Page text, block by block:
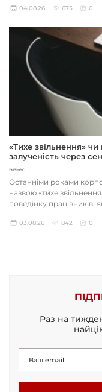
04.08.26 675 0
«Тихе звільнення»
залученість через
Бізнес
Останніми роками
назвою «тихе
поведінку працівників,
03.08.26 842 0
Раз на